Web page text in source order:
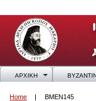
ΑΡΧΙΚΗ
Home BMEN145